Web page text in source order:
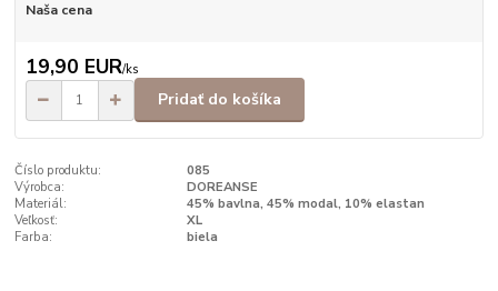
Naša cena
19,90 EUR/ks
Pridať do košíka
Číslo produktu:
085
Výrobca:
DOREANSE
Materiál:
45% bavlna, 45% modal, 10% elastan
Veľkosť:
XL
Farba:
biela